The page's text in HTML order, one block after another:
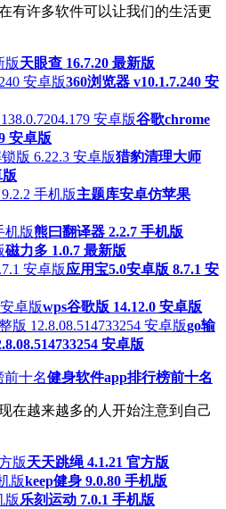
有许多软件可以让我们的生活更
天眼查 16.7.20 最新版
360浏览器 v10.1.7.240 安
谷歌chrome
安卓版
猎豹清理大师
主题库安卓仿苹果
熊曰翻译器 2.2.7 手机版
磁力多 1.0.7 最新版
应用宝5.0安卓版 8.7.1 安
wps谷歌版 14.12.0 安卓版
go输
安卓版
健身软件app排行榜前十名
在越来越多的人开始注意到自己
天天跳绳 4.1.21 官方版
keep健身 9.0.80 手机版
乐刻运动 7.0.1 手机版